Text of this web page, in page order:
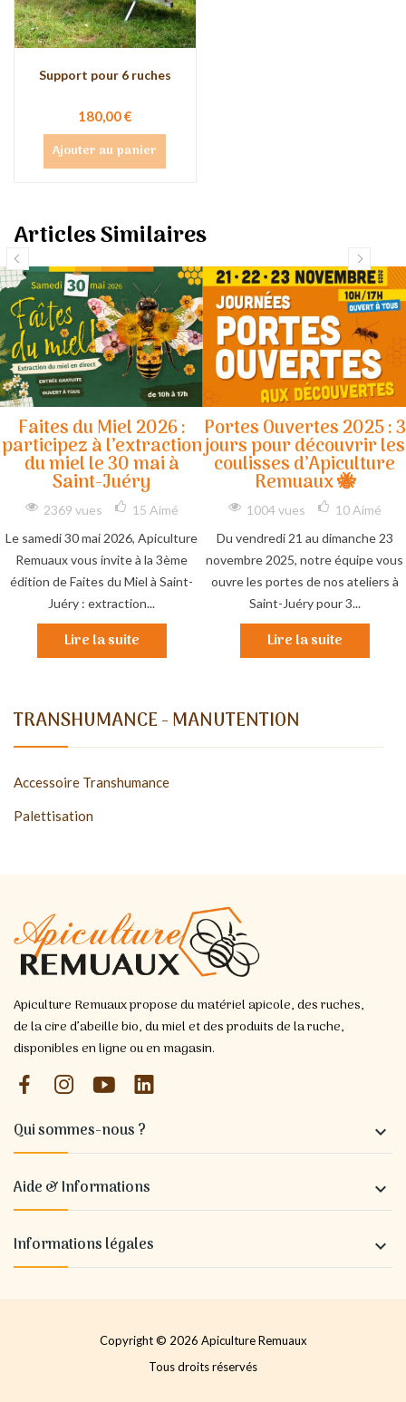
TRANSHUMANCE - MANUTENTION
Accessoire Transhumance
Palettisation
Support pour 6 ruches
180,00 €
Ajouter au panier
Articles Similaires
Faites du Miel 2026 :
participez à l’extraction
du miel le 30 mai à
Saint-Juéry
2369 vues 15 Aimé
Le samedi 30 mai 2026, Apiculture
Remuaux vous invite à la 3ème
édition de Faites du Miel à Saint-
Juéry : extraction...
Lire la suite
Portes Ouvertes 2025 : 3
jours pour découvrir les
coulisses d’Apiculture
Remuaux 🐝
1004 vues 10 Aimé
Du vendredi 21 au dimanche 23
novembre 2025, notre équipe vous
ouvre les portes de nos ateliers à
Saint-Juéry pour 3...
Lire la suite
Apiculture Remuaux propose du matériel apicole, des ruches,
de la cire d’abeille bio, du miel et des produits de la ruche,
disponibles en ligne ou en magasin.
Qui sommes-nous ? 
Aide & Informations 
Informations légales 
Copyright © 2026 Apiculture Remuaux
Tous droits réservés